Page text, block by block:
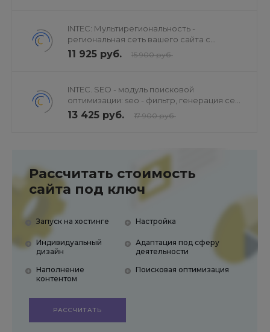
INTEC: Мультирегиональность -
региональная сеть вашего сайта с
продвижением в поисковиках
11 925 руб. 15 900 руб.
INTEC. SEO - модуль поисковой
оптимизации: seo - фильтр, генерация сео
- текстов, H1, мета-тегов
13 425 руб. 17 900 руб.
Рассчитать стоимость
сайта под ключ
Запуск на хостинге
Индивидуальный
дизайн
Наполнение
контентом
Настройка
Адаптация под сферу
деятельности
Поисковая оптимизация
РАССЧИТАТЬ